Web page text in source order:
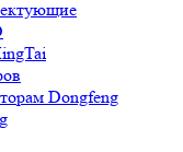
Dongfeng